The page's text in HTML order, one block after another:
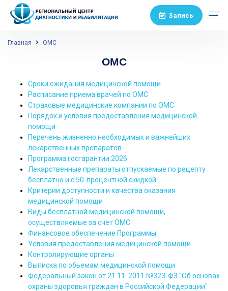
Запись
Главная ОМС
ОМС
Сроки ожидания медицинской помощи
Расписание приема врачей по ОМС
Страховые медицинские компании по ОМС
Порядок и условия предоставления медицинской
помощи
Перечень жизненно необходимых и важнейших
лекарственных препаратов
Программа госгарантии 2026
Лекарственные препараты отпускаемые по рецепту
бесплатно и с 50-процентной скидкой
Критерии доступности и качества оказания
медицинской помощи
Виды бесплатной медицинской помощи,
осуществляемые за счет ОМС
Финансовое обеспечение Программы
Условия предоставления медицинской помощи
Контролирующие органы
Выписка по обьемам медицинской помощи
Федеральный закон от 21.11. 2011 №323-ФЗ "Об основах
охраны здоровья граждан в Российской Федерации"